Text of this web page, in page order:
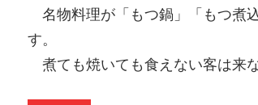
名物料理が「もつ鍋」「もつ煮
す。
煮ても焼いても食えない客は来